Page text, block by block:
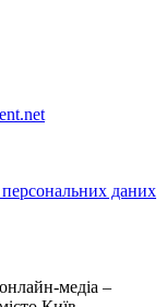
персональних даних
медіа –